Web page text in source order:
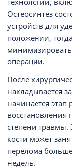
технологии,
Остеосинтез
устройств для
положении,
минимизировать
операции.
После
накладывается
начинается
восстановления
степени
кости может
перелома
недель.